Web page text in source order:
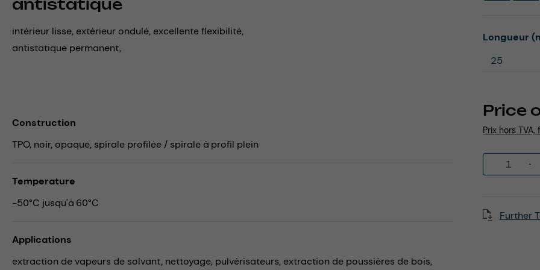
antistatique
intérieur lisse, extérieur ondulé, excellente flexibilité,
antistatique permanent,
Price
Prix hors
Select
Longueur
Further
Construction
TPO, noir, opaque, spirale profilée / spirale à profil plein
Temperature
-50°C jusqu'à 60°C
Applications
extraction de vapeurs de solvant, nettoyage, pulvérisateurs, extraction de poussières de bois,